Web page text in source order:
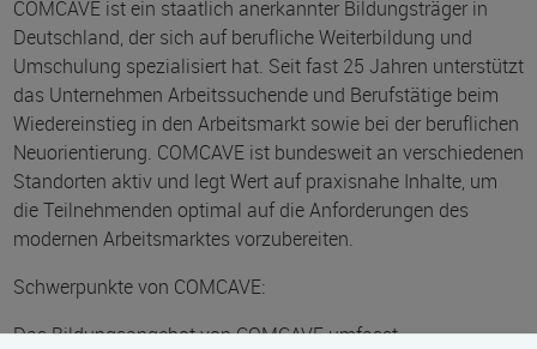
COMCAVE ist ein staatlich anerkannter Bildungsträger in
Deutschland, der sich auf berufliche Weiterbildung und
Umschulung spezialisiert hat. Seit fast 25 Jahren unterstützt
das Unternehmen Arbeitssuchende und Berufstätige beim
Wiedereinstieg in den Arbeitsmarkt sowie bei der beruflichen
Neuorientierung. COMCAVE ist bundesweit an verschiedenen
Standorten aktiv und legt Wert auf praxisnahe Inhalte, um
die Teilnehmenden optimal auf die Anforderungen des
modernen Arbeitsmarktes vorzubereiten.
Schwerpunkte von COMCAVE:
Das Bildungsangebot von COMCAVE umfasst